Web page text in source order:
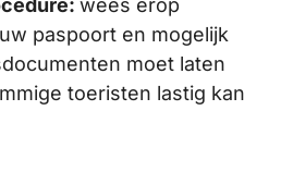
wees erop
paspoort en mogelijk
moet laten
toeristen lastig kan